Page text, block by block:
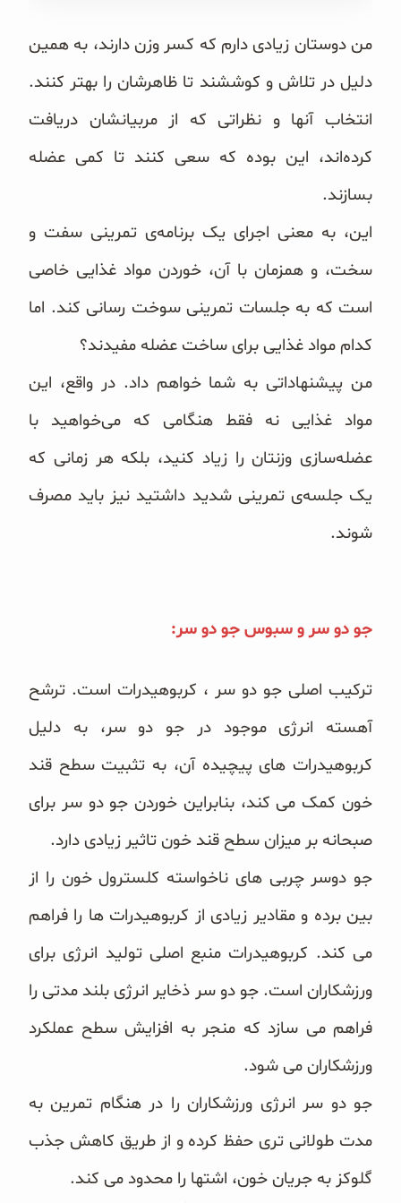
صبحانه و میان وعده
پک سلامتی OAB
وبلاگ
من دوستان زیادی دارم که کسر وزن دارند، به همین
دلیل در تلاش و کوششند تا ظاهرشان را بهتر کنند.
انتخاب آنها و نظراتی که از مربیانشان دریافت
کرده‌اند، این بوده که سعی کنند تا کمی عضله
بسازند.
این، به معنی اجرای یک برنامه‌ی تمرینی سفت و
سخت، و همزمان با آن، خوردن مواد غذایی خاصی
است که به جلسات تمرینی سوخت رسانی کند. اما
کدام مواد غذایی برای ساخت عضله مفیدند؟
من پیشنهاداتی به شما خواهم داد. در واقع، این
مواد غذایی نه فقط هنگامی که می‌خواهید با
عضله‌سازی وزنتان را زیاد کنید، بلکه هر زمانی که
یک جلسه‌ی تمرینی شدید داشتید نیز باید مصرف
شوند.
جو دو سر و سبوس جو دو سر:
ترکیب اصلی جو دو سر ، کربوهیدرات است. ترشح
آهسته انرژی موجود در جو دو سر، به دلیل
کربوهیدرات های پیچیده آن، به تثبیت سطح قند
خون کمک می کند، بنابراین خوردن جو دو سر برای
صبحانه بر میزان سطح قند خون تاثیر زیادی دارد.
جو دوسر چربی های ناخواسته کلسترول خون را از
بین برده و مقادیر زیادی از کربوهیدرات ها را فراهم
می کند. کربوهیدرات منبع اصلی تولید انرژی برای
ورزشکاران است. جو دو سر ذخایر انرژی بلند مدتی را
فراهم می سازد که منجر به افزایش سطح عملکرد
ورزشکاران می شود.
جو دو سر انرژی ورزشکاران را در هنگام تمرین به
مدت طولانی تری حفظ کرده و از طریق کاهش جذب
گلوکز به جریان خون، اشتها را محدود می کند.